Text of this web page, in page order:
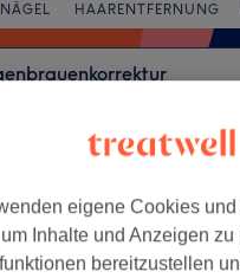
NÄGEL HAARENTFERNUNG
eigene Cookies
Inhalte und Anzeigen
bereitzustellen